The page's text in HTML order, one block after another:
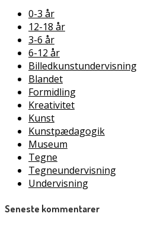
0-3 år
12-18 år
3-6 år
6-12 år
Billedkunstundervisning
Blandet
Formidling
Kreativitet
Kunst
Kunstpædagogik
Museum
Tegne
Tegneundervisning
Undervisning
Seneste kommentarer